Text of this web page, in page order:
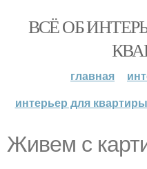
ВСЁ ОБ
главная
интерьер для квартиры
Живем с